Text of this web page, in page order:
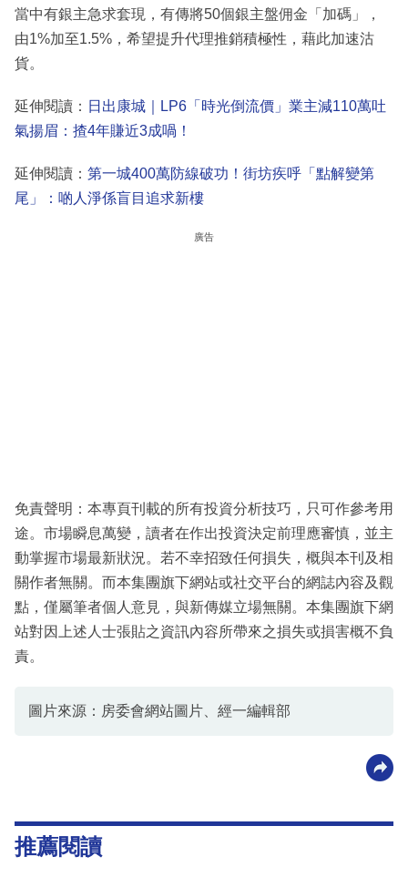
當中有銀主急求套現，有傳將50個銀主盤佣金「加碼」，
由1%加至1.5%，希望提升代理推銷積極性，藉此加速沽
貨。
延伸閱讀： 日出康城｜LP6「時光倒流價」業主減110萬吐
氣揚眉：揸4年賺近3成喎！
延伸閱讀： 第一城400萬防線破功！街坊疾呼「點解變第
尾」：啲人淨係盲目追求新樓
廣告
免責聲明：本專頁刊載的所有投資分析技巧，只可作參考用
途。市場瞬息萬變，讀者在作出投資決定前理應審慎，並主
動掌握市場最新狀況。若不幸招致任何損失，概與本刊及相
關作者無關。而本集團旗下網站或社交平台的網誌內容及觀
點，僅屬筆者個人意見，與新傳媒立場無關。本集團旗下網
站對因上述人士張貼之資訊內容所帶來之損失或損害概不負
責。
圖片來源：房委會網站圖片、經一編輯部
推薦閱讀